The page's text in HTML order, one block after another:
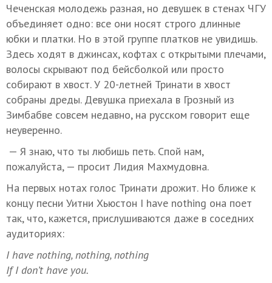
Чеченская молодежь разная, но девушек в стенах ЧГУ
объединяет одно: все они носят строго длинные
юбки и платки. Но в этой группе платков не увидишь.
Здесь ходят в джинсах, кофтах с открытыми плечами,
волосы скрывают под бейсболкой или просто
собирают в хвост. У 20-летней Тринати в хвост
собраны дреды. Девушка приехала в Грозный из
Зимбабве совсем недавно, на русском говорит еще
неуверенно.
— Я знаю, что ты любишь петь. Спой нам,
пожалуйста, — просит Лидия Махмудовна.
На первых нотах голос Тринати дрожит. Но ближе к
концу песни Уитни Хьюстон I have nothing она поет
так, что, кажется, прислушиваются даже в соседних
аудиториях:
I have nothing, nothing, nothing
If I don’t have you.